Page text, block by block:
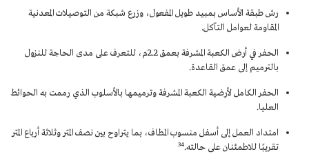
رش طبقة الأساس بمبيد طويل المفعول، وزرع شبكة من التوصيلات المعدنية
المقاومة لعوامل التآكل.
الحفر في أرض الكعبة المشرفة بعمق 2.2م، للتعرف على مدى الحاجة للنزول
بالترميم إلى عمق القاعدة.
الحفر الكامل لأرضية الكعبة المشرفة وترميمها بالأسلوب الذي رممت به الحوائط
العليا.
امتداد العمل إلى أسفل منسوب المطاف، بما يتراوح بين نصف المتر وثلاثة أرباع المتر
تقريبًا للاطمئنان على حالته. 34